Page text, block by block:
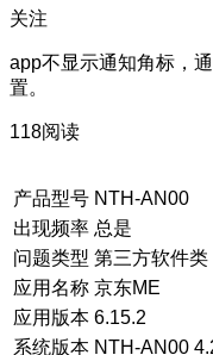
关注
app不显示通知角标，
置。
118阅读
产品型号 NTH-AN00
出现频率 总是
问题类型 第三方软件类
应用名称 京东ME
应用版本 6.15.2
系统版本 NTH-AN00